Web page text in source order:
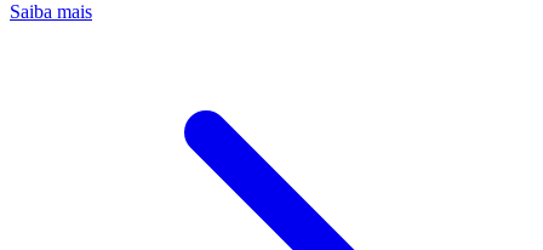
Saiba mais